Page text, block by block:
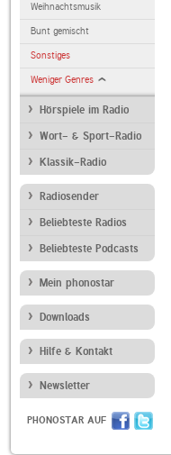
Weihnachtsmusik
Bunt gemischt
Sonstiges
Weniger Genres
Hörspiele im Radio
Wort- & Sport-Radio
Klassik-Radio
Radiosender
Beliebteste Radios
Beliebteste Podcasts
Mein phonostar
Downloads
Hilfe & Kontakt
Newsletter
PHONOSTAR AUF